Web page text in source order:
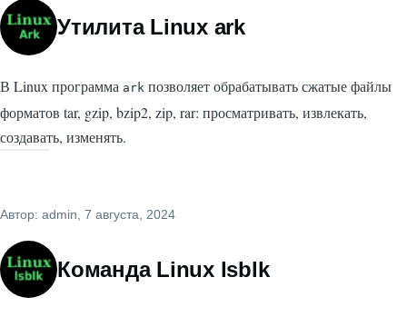
Утилита Linux ark
В Linux программа ark позволяет обрабатывать сжатые файлы
форматов tar, gzip, bzip2, zip, rar: просматривать, извлекать,
создавать, изменять.
Автор: admin , 7 августа, 2024
Команда Linux lsblk